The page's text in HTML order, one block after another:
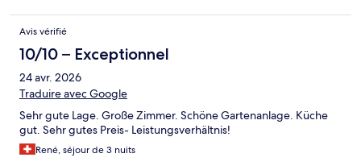
Avis vérifié
10/10 – Exceptionnel
24 avr. 2026
Traduire avec Google
Sehr gute Lage. Große Zimmer. Schöne Gartenanlage. Küche
gut. Sehr gutes Preis- Leistungsverhältnis!
René, séjour de 3 nuits